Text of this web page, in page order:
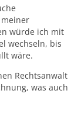
würde ich mit
wechseln, bis
wäre.
Rechtsanwalt
was auch